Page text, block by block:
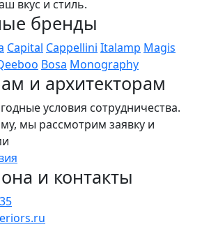
вкус и стиль.
бренды
Capital Cappellini Italamp Magis
Bosa Monography
и архитекторам
условия сотрудничества.
мы рассмотрим заявку и
и контакты